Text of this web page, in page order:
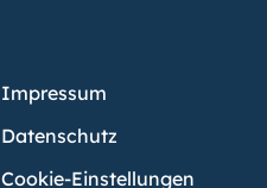
Impressum
Datenschutz
Cookie-Einstellungen